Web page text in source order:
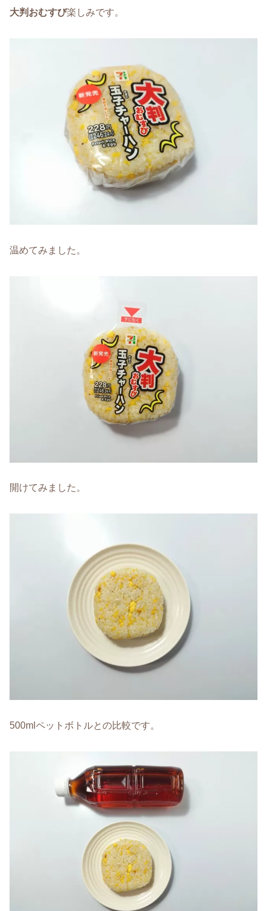
大判おむすび楽しみです。
温めてみました。
開けてみました。
500mlペットボトルとの比較です。